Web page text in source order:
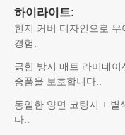
하이라이트:
힌지 커버 디자인으로
경험.
긁힘 방지 매트 라미네이
중품을 보호합니다..
동일한 양면 코팅지 + 별
다..